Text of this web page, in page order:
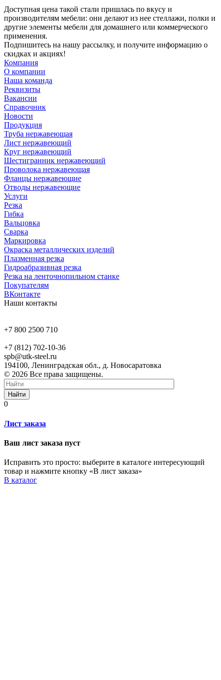
Доступная цена такой стали пришлась по вкусу и
производителям мебели: они делают из нее стеллажи, полки и
другие элементы мебели для домашнего или коммерческого
применения.
Подпишитесь на нашу рассылку, и получите информацию о
скидках и акциях!
Компания
О компании
Наша команда
Реквизиты
Вакансии
Справочник
Новости
Продукция
Труба нержавеющая
Лист нержавеющий
Круг нержавеющий
Шестигранник нержавеющий
Проволока нержавеющая
Фланцы нержавеющие
Отводы нержавеющие
Услуги
Резка
Гибка
Вальцовка
Сварка
Маркировка
Окраска металлических изделий
Плазменная резка
Гидроабразивная резка
Резка на ленточнопильном станке
Покупателям
ВКонтакте
Наши контакты
+7 800 2500 710
+7 (812) 702-10-36
spb@utk-steel.ru
194100, Ленинградская обл., д. Новосаратовка
© 2026 Все права защищены.
Найти
0
Лист заказа
Ваш лист заказа пуст
Исправить это просто: выберите в каталоге интересующий
товар и нажмите кнопку «В лист заказа»
В каталог